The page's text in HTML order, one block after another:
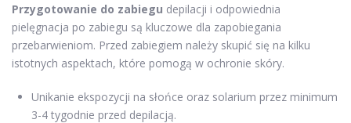
Przygotowanie do zabiegu depilacji i odpowiednia
pielęgnacja po zabiegu są kluczowe dla zapobiegania
przebarwieniom. Przed zabiegiem należy skupić się na kilku
istotnych aspektach, które pomogą w ochronie skóry.
Unikanie ekspozycji na słońce oraz solarium przez minimum
3-4 tygodnie przed depilacją.